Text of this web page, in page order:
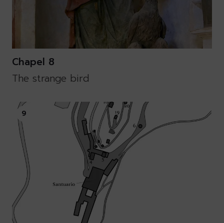
Chapel 8
The strange bird
9